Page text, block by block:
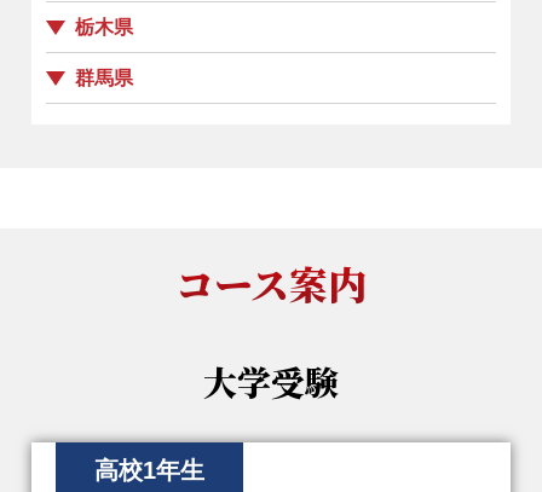
栃木県
群馬県
コース案内
大学受験
高校1年生